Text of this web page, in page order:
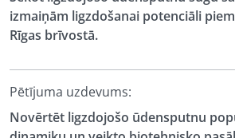
izmaiņām ligzdošanai potenciāli
Rīgas brīvostā.
Pētījuma uzdevums:
Novērtēt ligzdojošo ūdensputnu